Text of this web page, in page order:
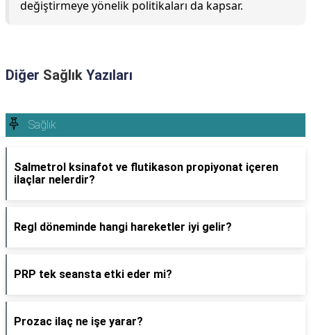
değiştirmeye yönelik politikaları da kapsar.
Diğer Sağlık Yazıları
Sağlık
Salmetrol ksinafot ve flutikason propiyonat içeren
ilaçlar nelerdir?
Regl döneminde hangi hareketler iyi gelir?
PRP tek seansta etki eder mi?
Prozac ilaç ne işe yarar?